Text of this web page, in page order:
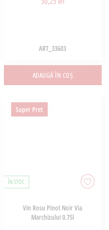
ART_33603
ADAUGĂ ÎN COȘ
Super Pret
ÎN STOC
Vin Rosu Pinot Noir Via
Marchizului 0.75l